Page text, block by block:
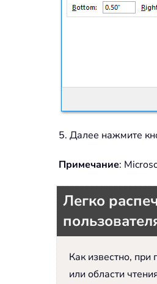
5. Далее нажмите
Примечание:
Легко
Как известно, при
или области